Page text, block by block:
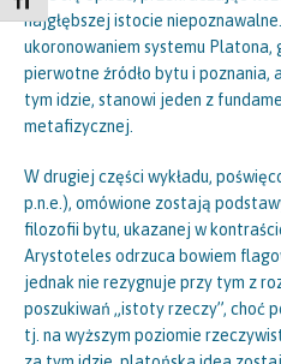
najgłębszej istocie
ukoronowaniem systemu Platona,
pierwotne źródło bytu i poznania,
tym idzie, stanowi jeden z
metafizycznej.
W drugiej części wykładu,
p.n.e.), omówione zostają
filozofii bytu, ukazanej w
Arystoteles odrzuca bowiem
jednak nie rezygnuje przy tym z
poszukiwań „istoty rzeczy”, choć
tj. na wyższym poziomie